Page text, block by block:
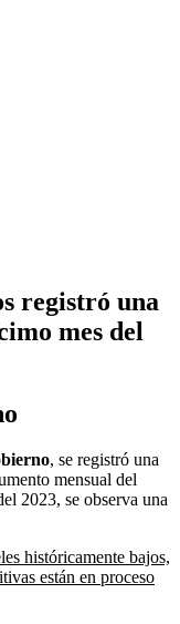
registró una
mes del
, se registró una
mensual del
2023, se observa una
históricamente bajos,
están en proceso